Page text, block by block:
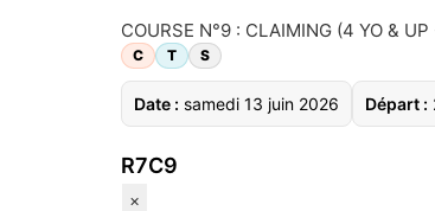
COURSE N°9 : CLAIMING (4 YO &
C T S
Date : samedi 13 juin 2026 Départ :
R7C9
×